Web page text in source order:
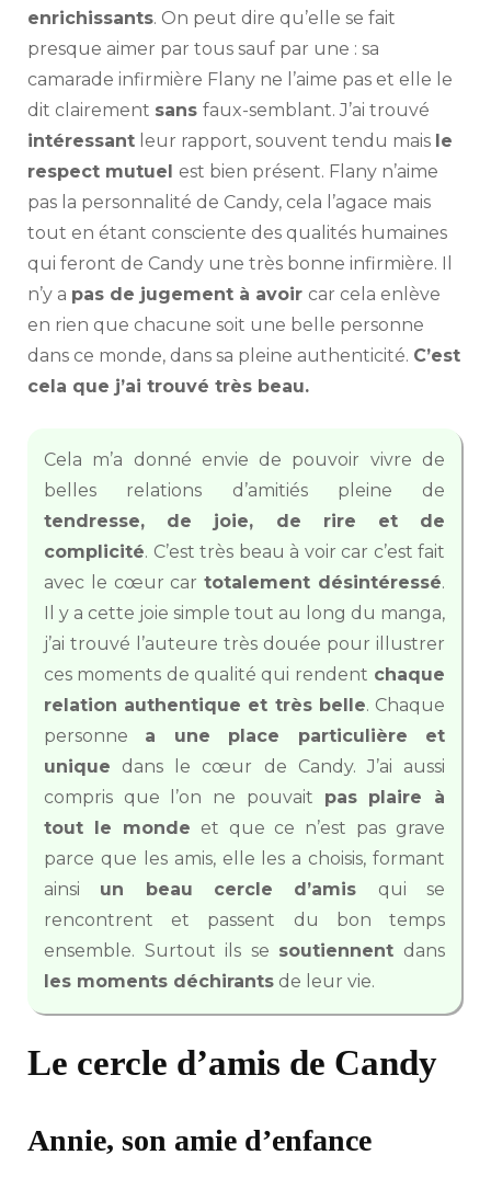
enrichissants. On peut dire qu’elle se fait
presque aimer par tous sauf par une : sa
camarade infirmière Flany ne l’aime pas et elle le
dit clairement sans faux-semblant. J’ai trouvé
intéressant leur rapport, souvent tendu mais le
respect mutuel est bien présent. Flany n’aime
pas la personnalité de Candy, cela l’agace mais
tout en étant consciente des qualités humaines
qui feront de Candy une très bonne infirmière. Il
n’y a pas de jugement à avoir car cela enlève
en rien que chacune soit une belle personne
dans ce monde, dans sa pleine authenticité. C’est
cela que j’ai trouvé très beau.
Cela m’a donné envie de pouvoir vivre de
belles relations d’amitiés pleine de
tendresse, de joie, de rire et de
complicité. C’est très beau à voir car c’est fait
avec le cœur cartotalement désintéressé.
Il y a cette joie simple tout au long du manga,
j’ai trouvé l’auteure très douée pour illustrer
ces moments de qualité qui rendent chaque
relation authentique et très belle. Chaque
personne a une place particulière et
unique dans le cœur de Candy. J’ai aussi
compris que l’on ne pouvait pas plaire à
tout le monde et que ce n’est pas grave
parce que les amis, elle les a choisis, formant
ainsi un beau cercle d’amis qui se
rencontrent et passent du bon temps
ensemble. Surtout ils se soutiennent dans
les moments déchirants de leur vie.
Le cercle d’amis de Candy
Annie, son amie d’enfance